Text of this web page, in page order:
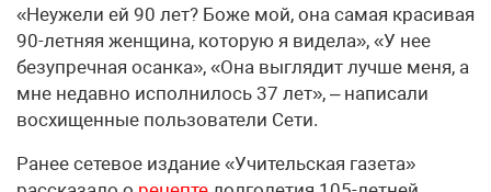
«Неужели ей 90 лет? Боже мой, она самая красивая
90-летняя женщина, которую я видела», «У нее
безупречная осанка», «Она выглядит лучше меня, а
мне недавно исполнилось 37 лет», – написали
восхищенные пользователи Сети.
Ранее сетевое издание «Учительская газета»